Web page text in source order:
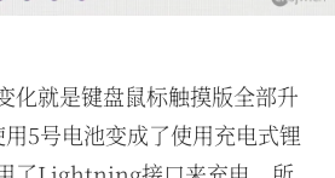
化就是键盘鼠标触摸版全部升
5号电池变成了使用充电式锂